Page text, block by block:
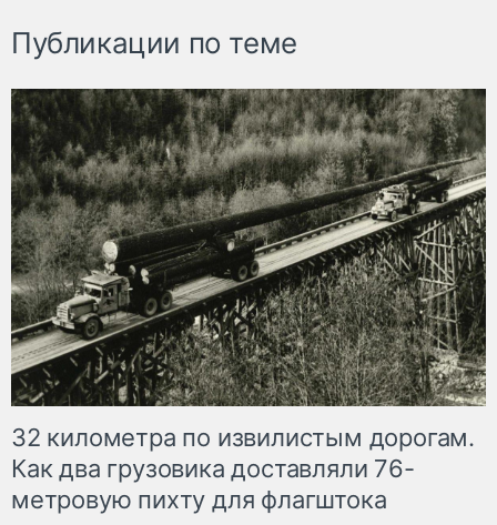
Публикации по теме
32 километра по извилистым дорогам.
Как два грузовика доставляли 76-
метровую пихту для флагштока